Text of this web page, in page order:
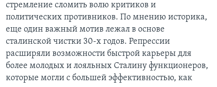
стремление сломить волю критиков и
политических противников. По мнению историка,
еще один важный мотив лежал в основе
сталинской чистки 30-х годов. Репрессии
расширяли возможности быстрой карьеры для
более молодых и лояльных Сталину функционеров,
которые могли с большей эффективностью, как